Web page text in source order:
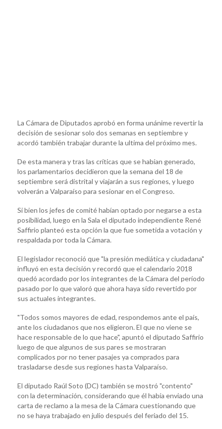
La Cámara de Diputados aprobó en forma unánime revertir la
decisión de sesionar solo dos semanas en septiembre y
acordó también trabajar durante la ultima del próximo mes.
De esta manera y tras las críticas que se habían generado,
los parlamentarios decidieron que la semana del 18 de
septiembre será distrital y viajarán a sus regiones, y luego
volverán a Valparaíso para sesionar en el Congreso.
Si bien los jefes de comité habían optado por negarse a esta
posibilidad, luego en la Sala el diputado independiente René
Saffirio planteó esta opción la que fue sometida a votación y
respaldada por toda la Cámara.
El legislador reconoció que "la presión mediática y ciudadana"
influyó en esta decisión y recordó que el calendario 2018
quedó acordado por los integrantes de la Cámara del período
pasado por lo que valoró que ahora haya sido revertido por
sus actuales integrantes.
"Todos somos mayores de edad, respondemos ante el país,
ante los ciudadanos que nos eligieron. El que no viene se
hace responsable de lo que hace", apuntó el diputado Saffirio
luego de que algunos de sus pares se mostraran
complicados por no tener pasajes ya comprados para
trasladarse desde sus regiones hasta Valparaíso.
El diputado Raúl Soto (DC) también se mostró "contento"
con la determinación, considerando que él había enviado una
carta de reclamo a la mesa de la Cámara cuestionando que
no se haya trabajado en julio después del feriado del 15.